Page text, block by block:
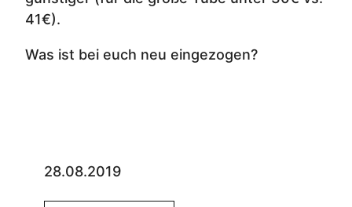
41€).
Was ist bei euch neu eingezogen?
28.08.2019